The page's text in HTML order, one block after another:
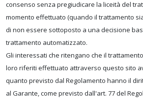
consenso senza pregiudicare la liceità del
momento effettuato (quando il trattamento
di non essere sottoposto a una decisione
trattamento automatizzato.
Gli interessati che ritengano che il
loro riferiti effettuato attraverso questo sito
quanto previsto dal Regolamento hanno il
al Garante, come previsto dall'art. 77 del